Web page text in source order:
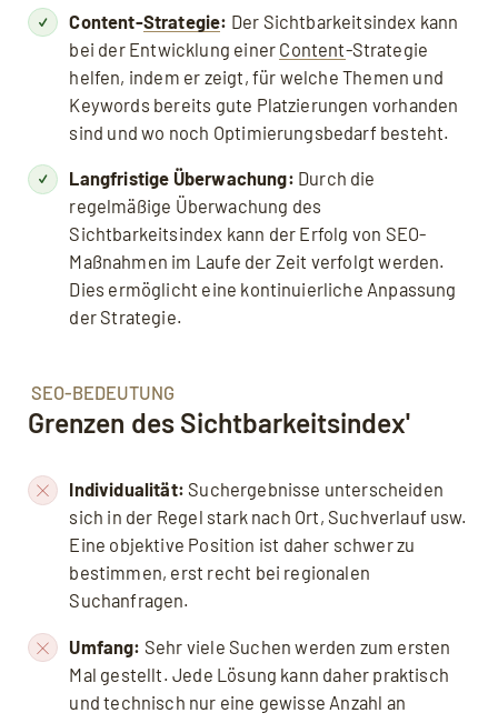
Content-Strategie: Der Sichtbarkeitsindex kann
bei der Entwicklung einer Content-Strategie
helfen, indem er zeigt, für welche Themen und
Keywords bereits gute Platzierungen vorhanden
sind und wo noch Optimierungsbedarf besteht.
Langfristige Überwachung: Durch die
regelmäßige Überwachung des
Sichtbarkeitsindex kann der Erfolg von SEO-
Maßnahmen im Laufe der Zeit verfolgt werden.
Dies ermöglicht eine kontinuierliche Anpassung
der Strategie.
SEO-BEDEUTUNG
Grenzen des Sichtbarkeitsindex'
Individualität: Suchergebnisse unterscheiden
sich in der Regel stark nach Ort, Suchverlauf usw.
Eine objektive Position ist daher schwer zu
bestimmen, erst recht bei regionalen
Suchanfragen.
Umfang: Sehr viele Suchen werden zum ersten
Mal gestellt. Jede Lösung kann daher praktisch
und technisch nur eine gewisse Anzahl an